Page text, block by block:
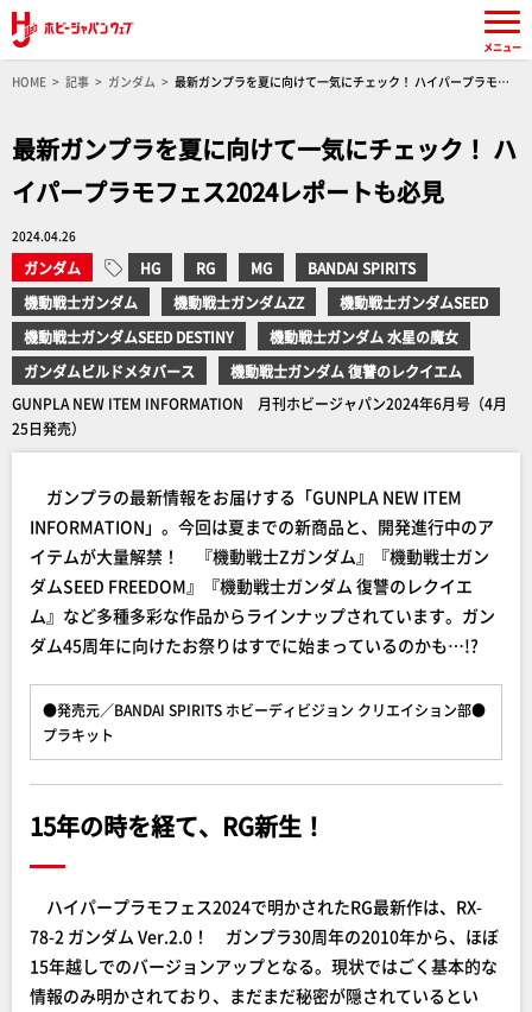
HOME 記事 ガンダム
最新ガンプラを夏に向けて一気にチェック！ ハイパープラモフ
最新ガンプラを夏に向けて一気にチェック！ ハ
イパープラモフェス2024レポートも必見
2024.04.26
ガンダム HG RG MG
BANDAI SPIRITS
機動戦士ガンダム
機動戦士ガンダムZZ
機動戦士ガンダムSEED
機動戦士ガンダムSEED DESTINY
機動戦士ガンダム 水星の魔女
ガンダムビルドメタバース
機動戦士ガンダム 復讐のレクイエム
GUNPLA NEW ITEM INFORMATION 月刊ホビージャパン2024年6月号（4月
25日発売）
ガンプラの最新情報をお届けする「GUNPLA NEW ITEM
INFORMATION」。今回は夏までの新商品と、開発進行中のア
イテムが大量解禁！ 『機動戦士Zガンダム』『機動戦士ガン
ダムSEED FREEDOM』『機動戦士ガンダム 復讐のレクイエ
ム』など多種多彩な作品からラインナップされています。ガン
ダム45周年に向けたお祭りはすでに始まっているのかも…!?
●発売元／BANDAI SPIRITS ホビーディビジョン クリエイション部●
プラキット
15年の時を経て、RG新生！
ハイパープラモフェス2024で明かされたRG最新作は、RX-
78-2 ガンダム Ver.2.0！ ガンプラ30周年の2010年から、ほぼ
15年越しでのバージョンアップとなる。現状ではごく基本的な
情報のみ明かされており、まだまだ秘密が隠されているとい
メニュー